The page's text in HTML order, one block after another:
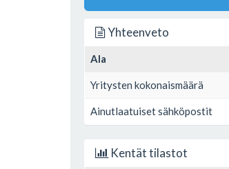
Yhteenveto
Ala
Yritysten kokonaismäärä
Ainutlaatuiset sähköpostit
Kentät tilastot